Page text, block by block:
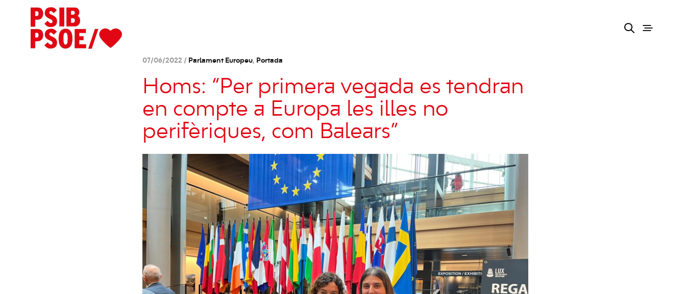
07/06/2022 / Parlament Europeu, Portada
Homs: “Per primera vegada es tendran
en compte a Europa les illes no
perifèriques, com Balears”